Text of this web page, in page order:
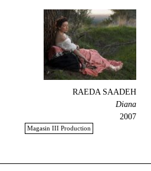
RAEDA SAADEH
Diana
2007
Magasin III Production